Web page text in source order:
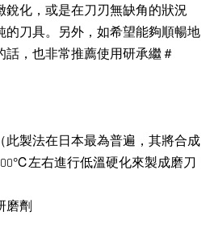
化，或是在刀刃無缺角的狀況
的刀具。另外，如希望能夠順暢地
，也非常推薦使用研承繼＃
此製法在日本最為普遍，其將合成
左右進行低溫硬化來製成磨刀
磨劑